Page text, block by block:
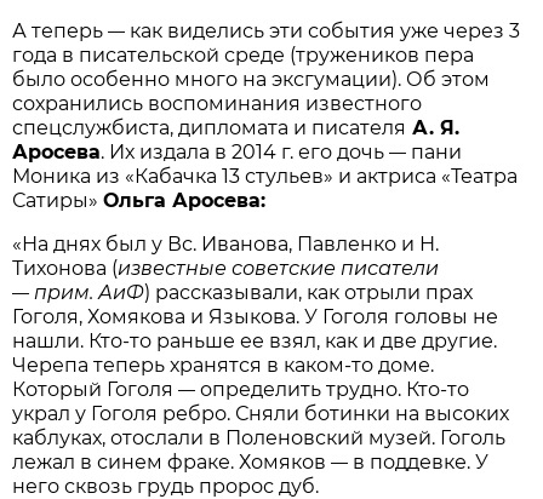
А теперь— как виделись эти события уже через 3
года в писательской среде (тружеников пера
было особенно много на эксгумации). Об этом
сохранились воспоминания известного
спецслужбиста, дипломата и писателя А. Я.
Аросева. Их издала в 2014 г. его дочь— пани
Моника из «Кабачка 13 стульев» и актриса «Театра
Сатиры»Ольга Аросева:
«На днях был у Вс. Иванова, Павленко и Н.
Тихонова (известные советские писатели
— прим. АиФ) рассказывали, как отрыли прах
Гоголя, Хомякова и Языкова. У Гоголя головы не
нашли. Кто‑то раньше ее взял, как и две другие.
Черепа теперь хранятся в каком‑то доме.
Который Гоголя— определить трудно. Кто‑то
украл у Гоголя ребро. Сняли ботинки на высоких
каблуках, отослали в Поленовский музей. Гоголь
лежал в синем фраке. Хомяков— в поддевке. У
него сквозь грудь пророс дуб.